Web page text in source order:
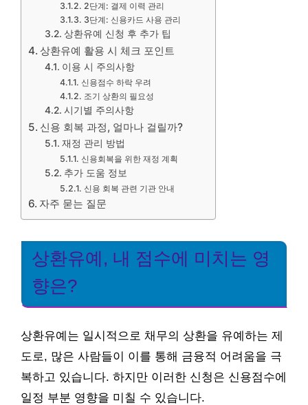
2단계: 결제 이력 관리
3단계: 신용카드 사용 관리
상환유예 신청 후 추가 팁
상환유예 활용 시 체크 포인트
이용 시 주의사항
신용점수 하락 우려
조기 상환의 필요성
시기별 주의사항
신용 회복 과정, 얼마나 걸릴까?
재정 관리 방법
신용회복을 위한 재정 계획
추가 도움 정보
신용 회복 관련 기관 안내
자주 묻는 질문
상환유예, 내 점수에 미치는 영
향은?
상환유예는 일시적으로 채무의 상환을 유예하는 제
도로, 많은 사람들이 이를 통해 금융적 어려움을 극
복하고 있습니다. 하지만 이러한 신청은 신용점수에
일정 부분 영향을 미칠 수 있습니다.